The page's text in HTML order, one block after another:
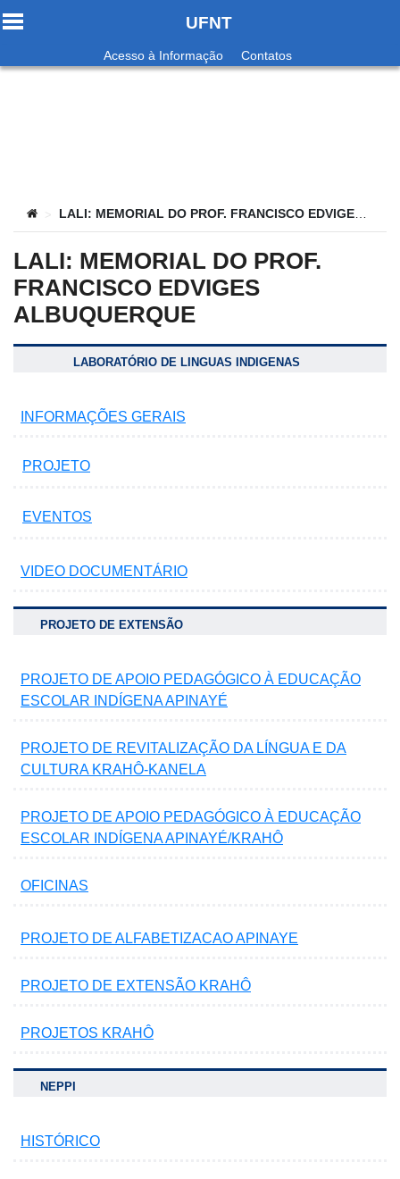
Ir para o conteúdo
UFNT
Acesso à Informação Contatos
Você está aqui:
> LALI: MEMORIAL DO PROF. FRANCISCO EDVIGES ALBUQUERQUE
LALI: MEMORIAL DO PROF.
FRANCISCO EDVIGES
ALBUQUERQUE
LABORATÓRIO DE LINGUAS INDIGENAS
INFORMAÇÕES GERAIS
PROJETO
EVENTOS
VIDEO DOCUMENTÁRIO
PROJETO DE EXTENSÃO
PROJETO DE APOIO PEDAGÓGICO À EDUCAÇÃO
ESCOLAR INDÍGENA APINAYÉ
PROJETO DE REVITALIZAÇÃO DA LÍNGUA E DA
CULTURA KRAHÔ-KANELA
PROJETO DE APOIO PEDAGÓGICO À EDUCAÇÃO
ESCOLAR INDÍGENA APINAYÉ/KRAHÔ
OFICINAS
PROJETO DE ALFABETIZACAO APINAYE
PROJETO DE EXTENSÃO KRAHÔ
PROJETOS KRAHÔ
NEPPI
HISTÓRICO